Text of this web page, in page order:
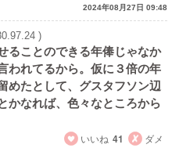
2024年08月27日 09:48
)
ることのできる年俸じゃなか
われてるから。仮に３倍の年
めたとして、グスタフソン辺
かなれば、色々なところから
いいね 41 ダメ